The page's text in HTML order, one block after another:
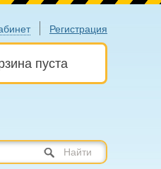
Регистрация
пуста
Найти